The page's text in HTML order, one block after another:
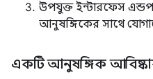
উপযুক্ত ইন্টারফেস
আনুষঙ্গিকের সাথে
একটি আনুষঙ্গিক